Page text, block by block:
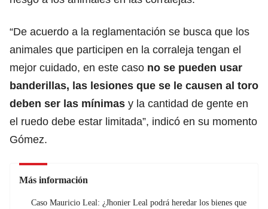
“De acuerdo a la reglamentación se busca que los
animales que participen en la corraleja tengan el
mejor cuidado, en este caso no se pueden usar
banderillas, las lesiones que se le causen al toro
deben ser las mínimas y la cantidad de gente en
el ruedo debe estar limitada”, indicó en su momento
Gómez.
Más información
Caso Mauricio Leal: ¿Jhonier Leal podrá heredar los bienes que